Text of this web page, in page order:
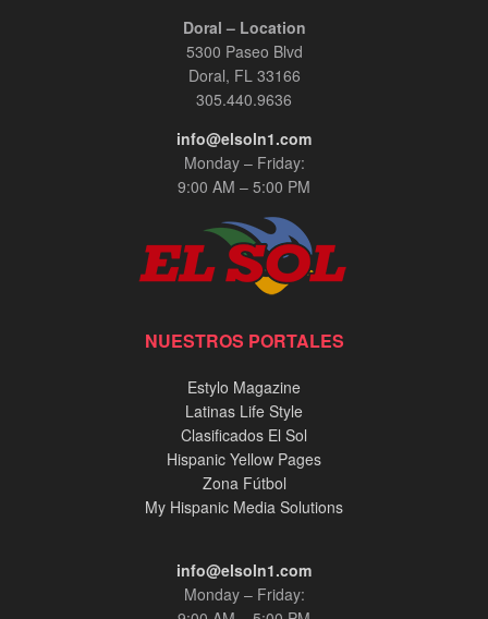
Doral – Location
5300 Paseo Blvd
Doral, FL 33166
305.440.9636
info@elsoln1.com
Monday – Friday:
9:00 AM – 5:00 PM
NUESTROS PORTALES
Estylo Magazine
Latinas Life Style
Clasificados El Sol
Hispanic Yellow Pages
Zona Fútbol
My Hispanic Media Solutions
info@elsoln1.com
Monday – Friday: